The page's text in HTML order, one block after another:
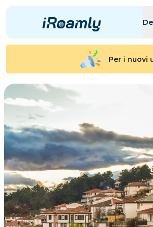
eSIM Locali
eSIM Regionali
Per i nuovi